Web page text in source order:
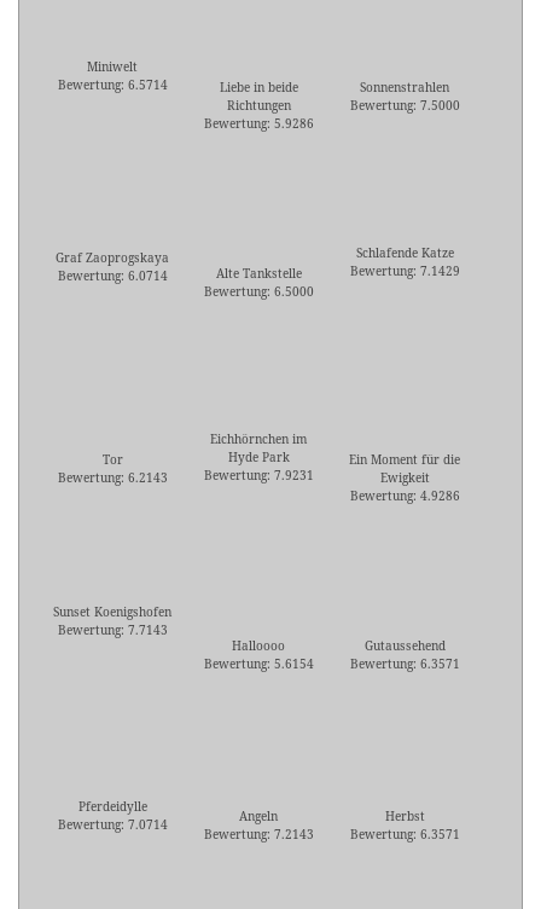
Miniwelt
Bewertung: 6.5714
Liebe in beide
Richtungen
Bewertung: 5.9286
Sonnenstrahlen
Bewertung: 7.5000
Graf Zaoprogskaya
Bewertung: 6.0714
Alte Tankstelle
Bewertung: 6.5000
Schlafende Katze
Bewertung: 7.1429
Tor
Bewertung: 6.2143
Eichhörnchen im
Hyde Park
Bewertung: 7.9231
Ein Moment für die
Ewigkeit
Bewertung: 4.9286
Sunset Koenigshofen
Bewertung: 7.7143
Halloooo
Bewertung: 5.6154
Gutaussehend
Bewertung: 6.3571
Pferdeidylle
Bewertung: 7.0714
Angeln
Bewertung: 7.2143
Herbst
Bewertung: 6.3571